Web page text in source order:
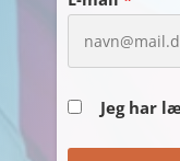
Jeg har